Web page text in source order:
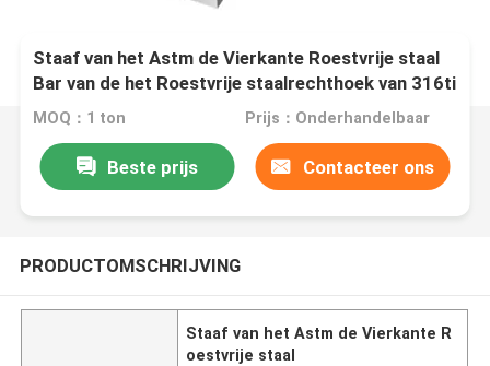
Staaf van het Astm de Vierkante Roestvrije staal
Bar van de het Roestvrije staalrechthoek van 316ti
317 321 304
MOQ：1 ton Prijs：Onderhandelbaar
Beste prijs Contacteer ons
PRODUCTOMSCHRIJVING
Staaf van het Astm de Vierkante R
oestvrije staal